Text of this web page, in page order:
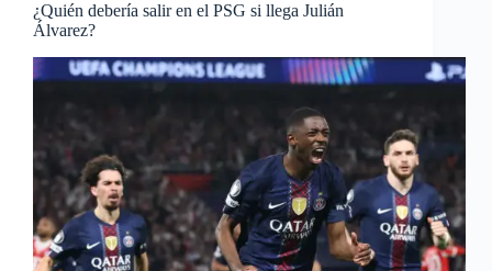
¿Quién debería salir en el PSG si llega Julián
Álvarez?